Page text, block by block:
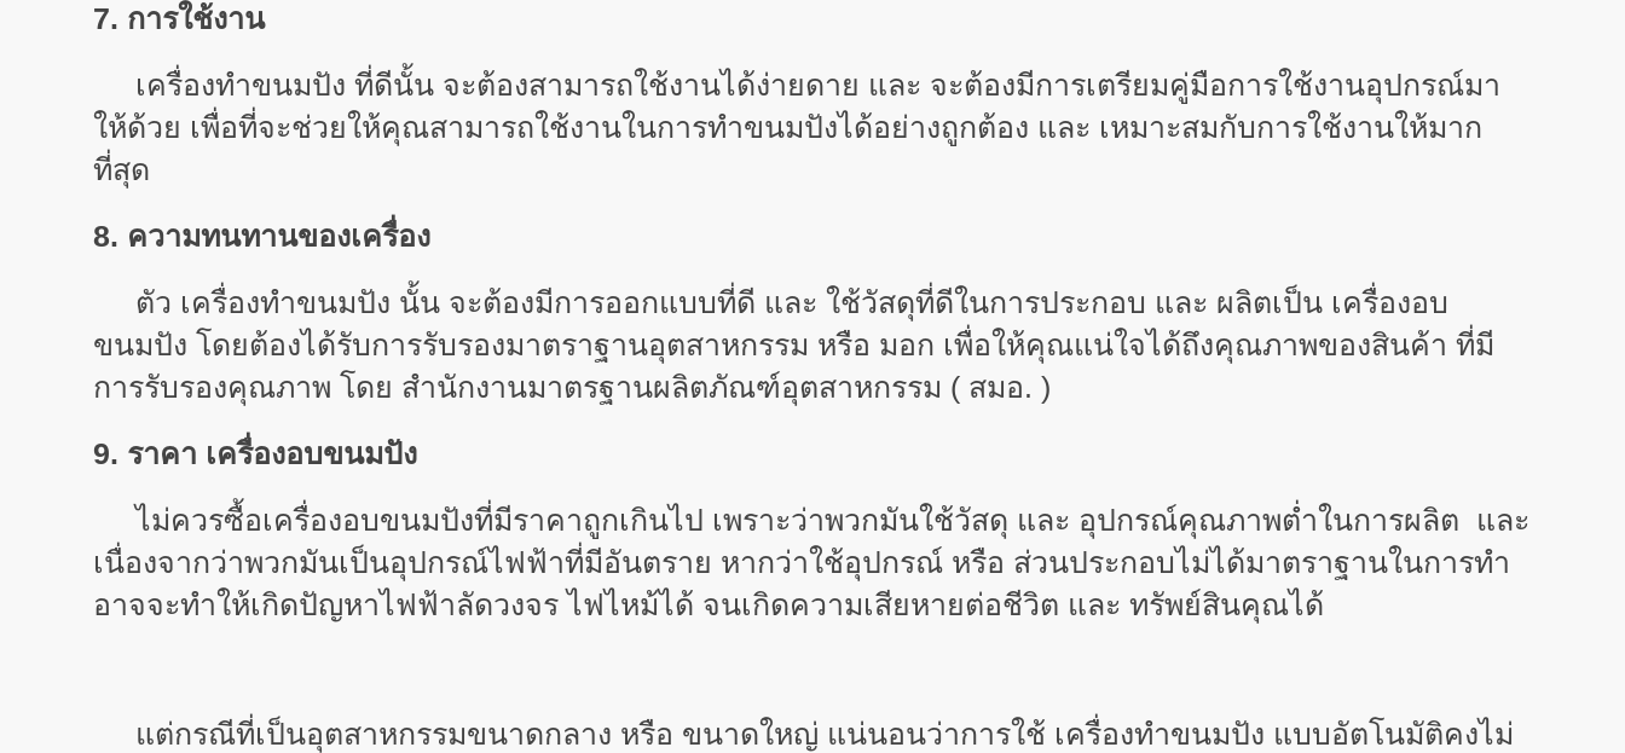
7. การใช้งาน
เครื่องทำขนมปัง ที่ดีนั้น จะต้องสามารถใช้งานได้ง่ายดาย และ จะต้องมีการเตรียมคู่มือการใช้งานอุปกรณ์มา
ให้ด้วย เพื่อที่จะช่วยให้คุณสามารถใช้งานในการทำขนมปังได้อย่างถูกต้อง และ เหมาะสมกับการใช้งานให้มาก
ที่สุด
8. ความทนทานของเครื่อง
ตัว เครื่องทำขนมปัง นั้น จะต้องมีการออกแบบที่ดี และ ใช้วัสดุที่ดีในการประกอบ และ ผลิตเป็น เครื่องอบ
ขนมปัง โดยต้องได้รับการรับรองมาตราฐานอุตสาหกรรม หรือ มอก เพื่อให้คุณแน่ใจได้ถึงคุณภาพของสินค้า ที่มี
การรับรองคุณภาพ โดย สำนักงานมาตรฐานผลิตภัณฑ์อุตสาหกรรม ( สมอ. )
9. ราคา เครื่องอบขนมปัง
ไม่ควรซื้อเครื่องอบขนมปังที่มีราคาถูกเกินไป เพราะว่าพวกมันใช้วัสดุ และ อุปกรณ์คุณภาพต่ำในการผลิต และ
เนื่องจากว่าพวกมันเป็นอุปกรณ์ไฟฟ้าที่มีอันตราย หากว่าใช้อุปกรณ์ หรือ ส่วนประกอบไม่ได้มาตราฐานในการทำ
อาจจะทำให้เกิดปัญหาไฟฟ้าลัดวงจร ไฟไหม้ได้ จนเกิดความเสียหายต่อชีวิต และ ทรัพย์สินคุณได้
แต่กรณีที่เป็นอุตสาหกรรมขนาดกลาง หรือ ขนาดใหญ่ แน่นอนว่าการใช้ เครื่องทำขนมปัง แบบอัตโนมัติคงไม่